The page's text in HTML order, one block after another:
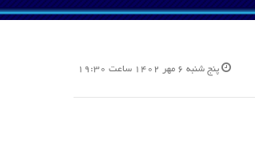
پنج شنبه 6 مهر 1402 ساعت 19:30